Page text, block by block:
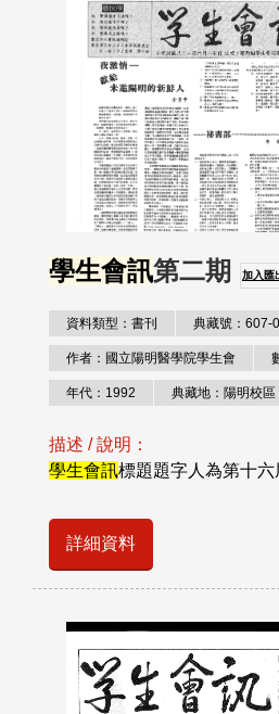
學生會訊第二期 加入匯
資料類型：書刊 典藏號：607-
作者：國立陽明醫學院學生會
年代：1992 典藏地：陽明校區
描述 / 說明：
學生會訊標題題字人為第十
詳細資料